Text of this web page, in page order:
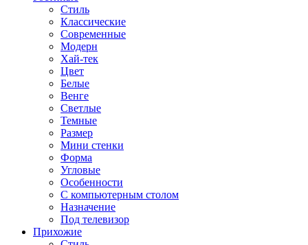
Стиль
Классические
Современные
Модерн
Хай-тек
Цвет
Белые
Венге
Светлые
Темные
Размер
Мини стенки
Форма
Угловые
Особенности
С компьютерным столом
Назначение
Под телевизор
Прихожие